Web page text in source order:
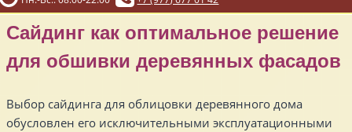
Сайдинг как оптимальное решение
для обшивки деревянных фасадов
Выбор сайдинга для облицовки деревянного дома
обусловлен его исключительными эксплуатационными